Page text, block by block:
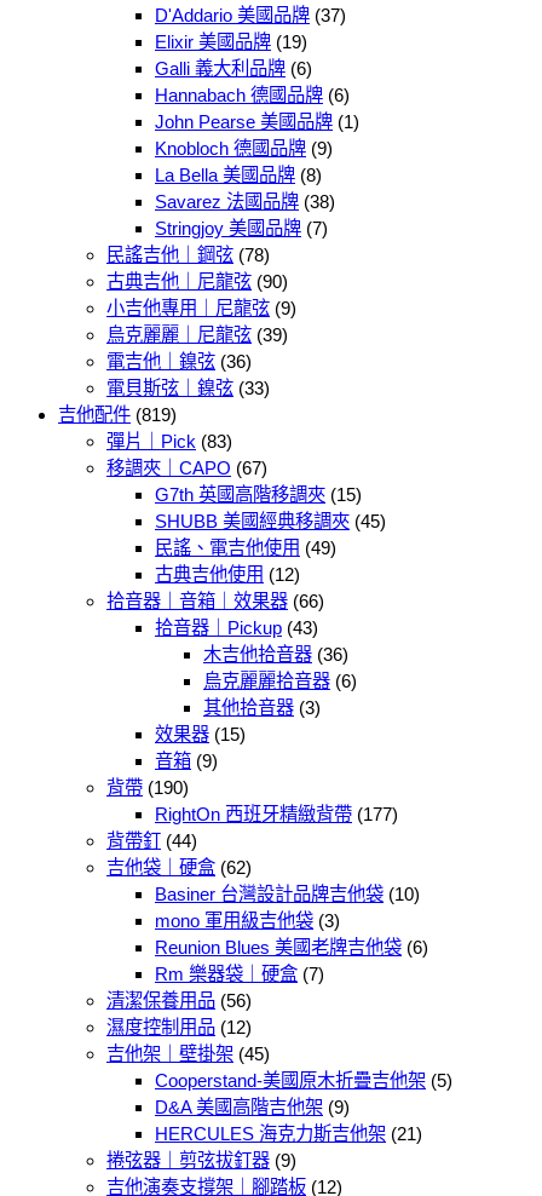
D'Addario 美國品牌 (37)
Elixir 美國品牌 (19)
Galli 義大利品牌 (6)
Hannabach 德國品牌 (6)
John Pearse 美國品牌 (1)
Knobloch 德國品牌 (9)
La Bella 美國品牌 (8)
Savarez 法國品牌 (38)
Stringjoy 美國品牌 (7)
民謠吉他｜鋼弦 (78)
古典吉他｜尼龍弦 (90)
小吉他專用｜尼龍弦 (9)
烏克麗麗｜尼龍弦 (39)
電吉他｜鎳弦 (36)
電貝斯弦｜鎳弦 (33)
吉他配件 (819)
彈片｜Pick (83)
移調夾｜CAPO (67)
G7th 英國高階移調夾 (15)
SHUBB 美國經典移調夾 (45)
民謠、電吉他使用 (49)
古典吉他使用 (12)
拾音器｜音箱｜效果器 (66)
拾音器｜Pickup (43)
木吉他拾音器 (36)
烏克麗麗拾音器 (6)
其他拾音器 (3)
效果器 (15)
音箱 (9)
背帶 (190)
RightOn 西班牙精緻背帶 (177)
背帶釘 (44)
吉他袋｜硬盒 (62)
Basiner 台灣設計品牌吉他袋 (10)
mono 軍用級吉他袋 (3)
Reunion Blues 美國老牌吉他袋 (6)
Rm 樂器袋｜硬盒 (7)
清潔保養用品 (56)
濕度控制用品 (12)
吉他架｜壁掛架 (45)
Cooperstand-美國原木折疊吉他架 (5)
D&A 美國高階吉他架 (9)
HERCULES 海克力斯吉他架 (21)
捲弦器｜剪弦拔釘器 (9)
吉他演奏支撐架｜腳踏板 (12)